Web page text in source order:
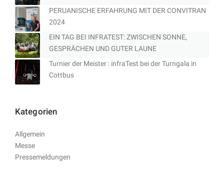
PERUANISCHE ERFAHRUNG MIT DER CONVITRAN
2024
EIN TAG BEI INFRATEST: ZWISCHEN SONNE,
GESPRÄCHEN UND GUTER LAUNE
Turnier der Meister : infraTest bei der Turngala in
Cottbus
Kategorien
Allgemein
Messe
Pressemeldungen